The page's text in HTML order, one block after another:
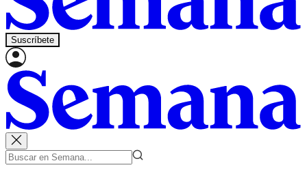
Suscríbete